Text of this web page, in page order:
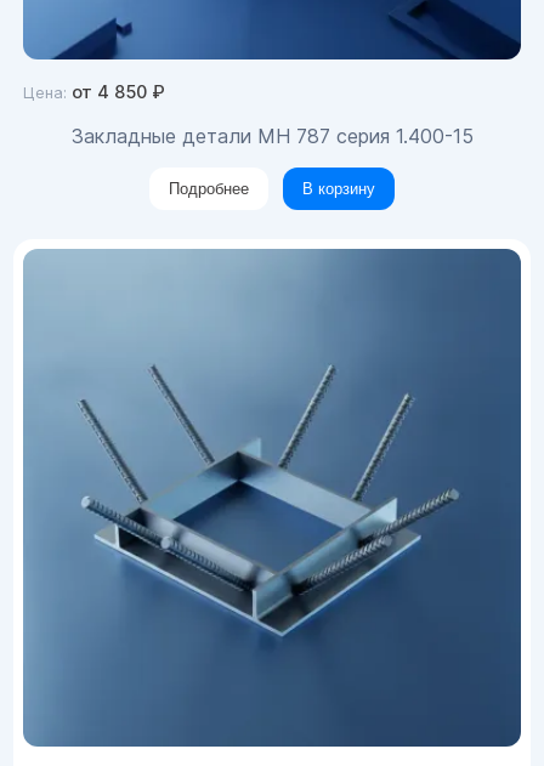
Цена: от 4 850 ₽
Закладные детали МН 787 серия 1.400-15
Подробнее В корзину